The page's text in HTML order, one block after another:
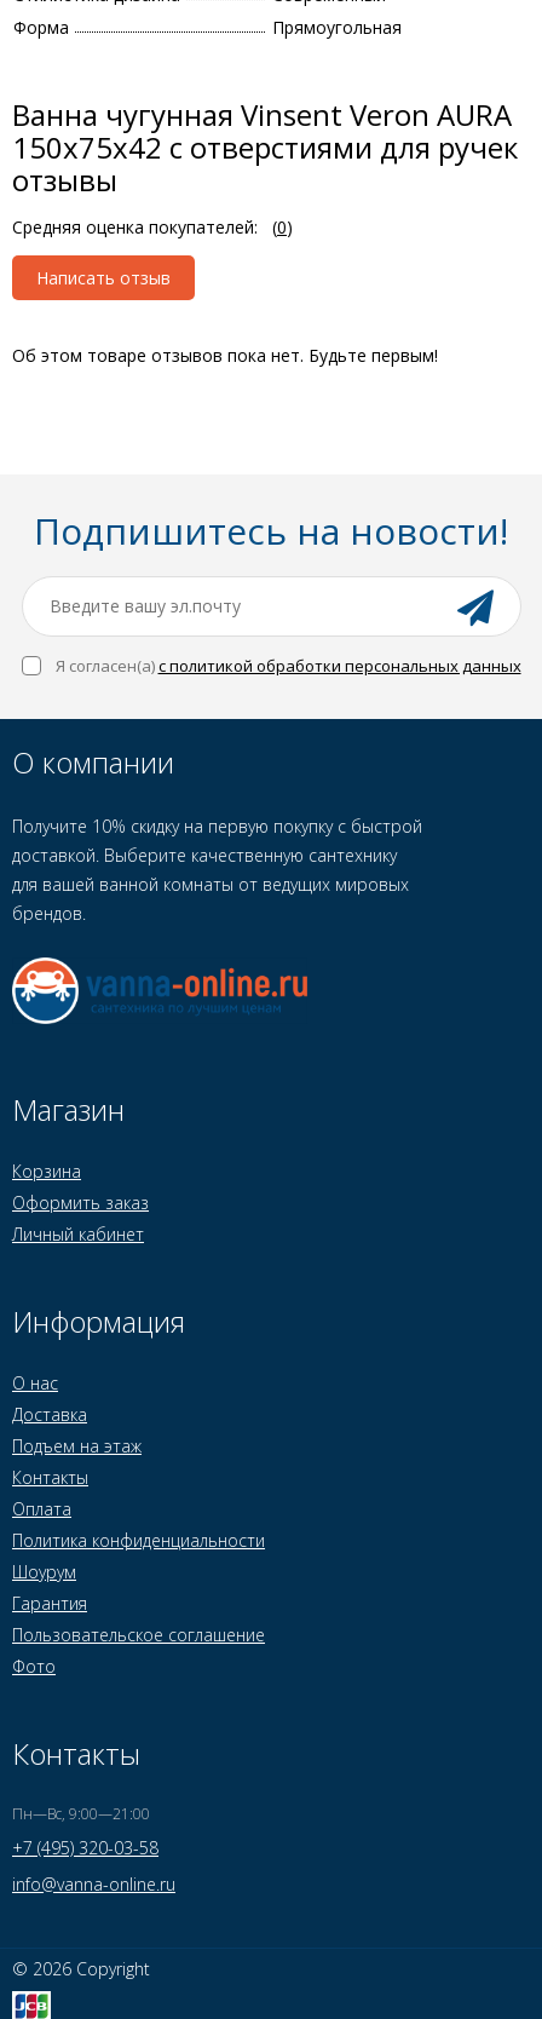
Форма
Прямоугольная
Ванна чугунная Vinsent Veron AURA
150x75x42 с отверстиями для ручек
отзывы
Средняя оценка покупателей: (0)
Написать отзыв
Об этом товаре отзывов пока нет. Будьте первым!
Подпишитесь на новости!
Я согласен(a)с политикой обработки персональных данных
О компании
Получите 10% скидку на первую покупку с быстрой
доставкой. Выберите качественную сантехнику
для вашей ванной комнаты от ведущих мировых
брендов.
Магазин
Корзина
Оформить заказ
Личный кабинет
Информация
О нас
Доставка
Подъем на этаж
Контакты
Оплата
Политика конфиденциальности
Шоурум
Гарантия
Пользовательское соглашение
Фото
Контакты
Пн—Вс, 9:00—21:00
+7 (495) 320-03-58
info@vanna-online.ru
© 2026 Copyright